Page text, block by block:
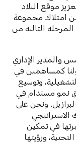
موقع البلاد
امتلاك مجموعة
التالية من
والمدير الإداري
دخولنا كمساهمين في
وتوسيع
نمو مستدام في
ونحن على
في تمكين
ورؤيتها